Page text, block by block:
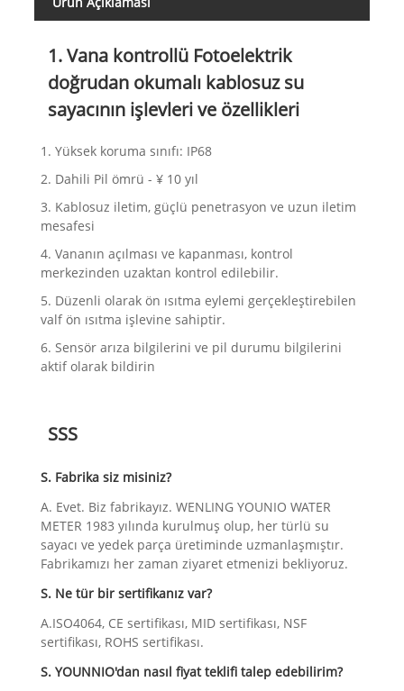
1. Vana kontrollü Fotoelektrik
doğrudan okumalı kablosuz su
sayacının işlevleri ve özellikleri
1. Yüksek koruma sınıfı: IP68
2. Dahili Pil ömrü - ¥ 10 yıl
3. Kablosuz iletim, güçlü penetrasyon ve uzun iletim
mesafesi
4. Vananın açılması ve kapanması, kontrol
merkezinden uzaktan kontrol edilebilir.
5. Düzenli olarak ön ısıtma eylemi gerçekleştirebilen
valf ön ısıtma işlevine sahiptir.
6. Sensör arıza bilgilerini ve pil durumu bilgilerini
aktif olarak bildirin
SSS
S. Fabrika siz misiniz?
A. Evet. Biz fabrikayız. WENLING YOUNIO WATER
METER 1983 yılında kurulmuş olup, her türlü su
sayacı ve yedek parça üretiminde uzmanlaşmıştır.
Fabrikamızı her zaman ziyaret etmenizi bekliyoruz.
S. Ne tür bir sertifikanız var?
A.ISO4064, CE sertifikası, MID sertifikası, NSF
sertifikası, ROHS sertifikası.
S. YOUNNIO'dan nasıl fiyat teklifi talep edebilirim?